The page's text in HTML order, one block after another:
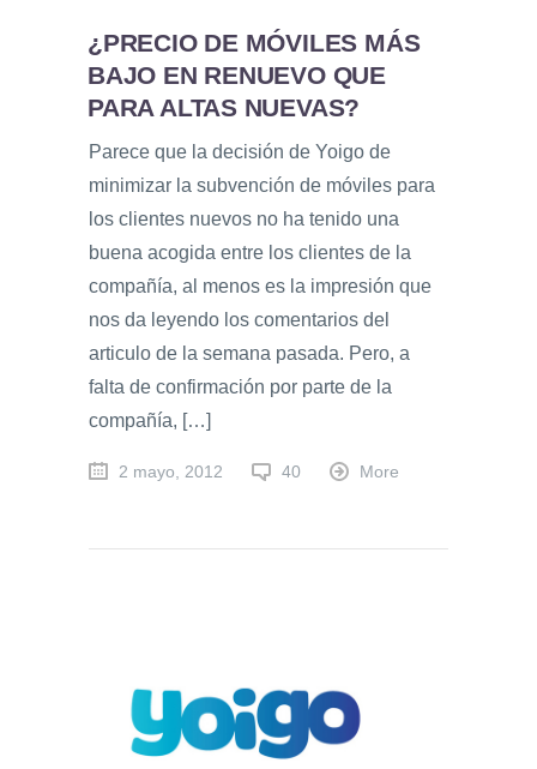
¿PRECIO DE MÓVILES MÁS
BAJO EN RENUEVO QUE
PARA ALTAS NUEVAS?
Parece que la decisión de Yoigo de
minimizar la subvención de móviles para
los clientes nuevos no ha tenido una
buena acogida entre los clientes de la
compañía, al menos es la impresión que
nos da leyendo los comentarios del
articulo de la semana pasada. Pero, a
falta de confirmación por parte de la
compañía, […]
2 mayo, 2012 40 More